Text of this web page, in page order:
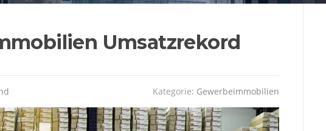
Umsatzrekord
Kategorie: Gewerbeimmobilien